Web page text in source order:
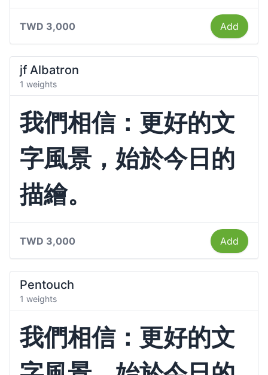
TWD 3,000 Add
jf Albatron
1 weights
我們相信：更好的文
字風景，始於今日的
描繪。
TWD 3,000 Add
Pentouch
1 weights
我們相信：更好的文